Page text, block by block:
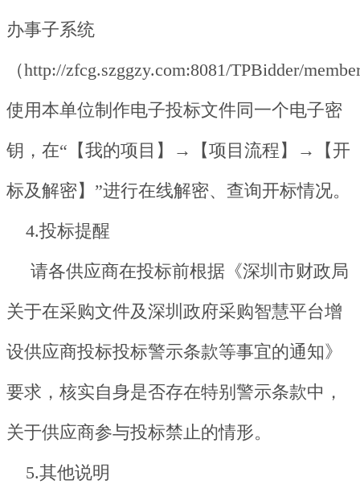
办事子系统
（http://zfcg.szggzy.com:8081/TPBidder/
使用本单位制作电子投标文件同一个电子密
钥，在“【我的项目】→【项目流程】→【开
标及解密】”进行在线解密、查询开标情况。
4.投标提醒
请各供应商在投标前根据《深圳市财政局
关于在采购文件及深圳政府采购智慧平台增
设供应商投标投标警示条款等事宜的通知》
要求，核实自身是否存在特别警示条款中，
关于供应商参与投标禁止的情形。
5.其他说明